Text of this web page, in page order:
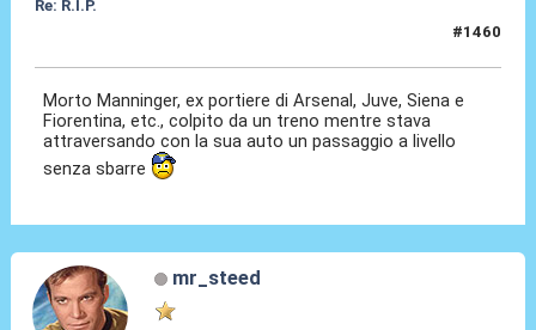
Re: R.I.P.
#1460
Morto Manninger, ex portiere di Arsenal, Juve, Siena e
Fiorentina, etc., colpito da un treno mentre stava
attraversando con la sua auto un passaggio a livello
senza sbarre
mr_steed